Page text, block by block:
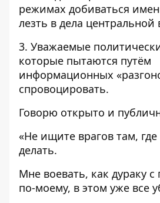
режимах добиваться
лезть в дела центральной
3. Уважаемые
которые пытаются путём
информационных
спровоцировать.
Говорю открыто и
«Не ищите врагов там, где
делать.
Мне воевать, как дураку с
по-моему, в этом уже все